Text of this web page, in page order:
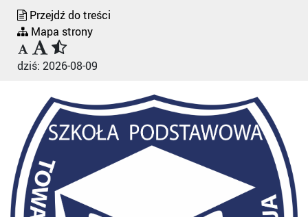
Przejdź do treści
Mapa strony
dziś: 2026-08-09